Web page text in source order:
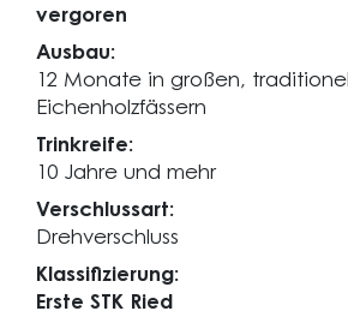
vergoren
Ausbau:
12 Monate in großen,
Eichenholzfässern
Trinkreife:
10 Jahre und mehr
Verschlussart:
Drehverschluss
Klassifizierung:
Erste STK Ried